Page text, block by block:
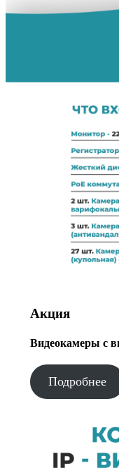
Акция
Видеокамеры с
Подробнее